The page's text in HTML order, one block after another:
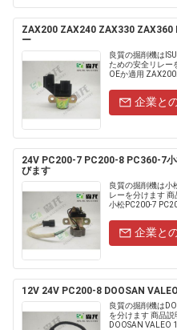
ZAX200 ZAX240 ZAX330 ZAX360
ー
良質の掘削機は
ための安全リレー
OEか適用
企業と
24V PC200-7 PC200-8 PC360-7
びます
良質の掘削機は小
レーを分けます
小松PC200-7
企業と
12V 24V PC200-8 DOOSAN
良質の掘削機は
を分けます 商品
DOOSAN VALEO